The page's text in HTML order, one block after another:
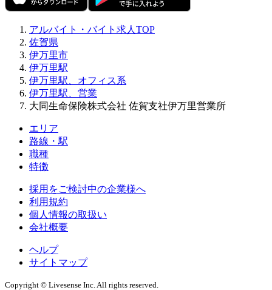
アルバイト・バイト求人TOP
佐賀県
伊万里市
伊万里駅
伊万里駅、オフィス系
伊万里駅、営業
大同生命保険株式会社 佐賀支社伊万里営業所
エリア
路線・駅
職種
特徴
採用をご検討中の企業様へ
利用規約
個人情報の取扱い
会社概要
ヘルプ
サイトマップ
Copyright © Livesense Inc. All rights reserved.